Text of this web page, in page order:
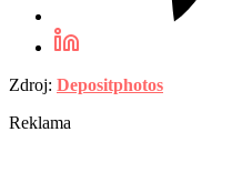
Zdroj: Depositphotos
Reklama